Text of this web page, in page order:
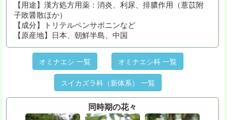
【用途】漢方処方用薬：消炎、利尿、排膿作用（薏苡附
子敗醤散ほか）
【成分】トリテルペンサポニンなど
【原産地】日本、朝鮮半島、中国
オミナエシ 一覧 オミナエシ科 一覧
スイカズラ科（新体系） 一覧
同時期の花々